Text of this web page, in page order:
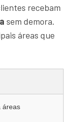
recebam
sem demora.
áreas que
áreas